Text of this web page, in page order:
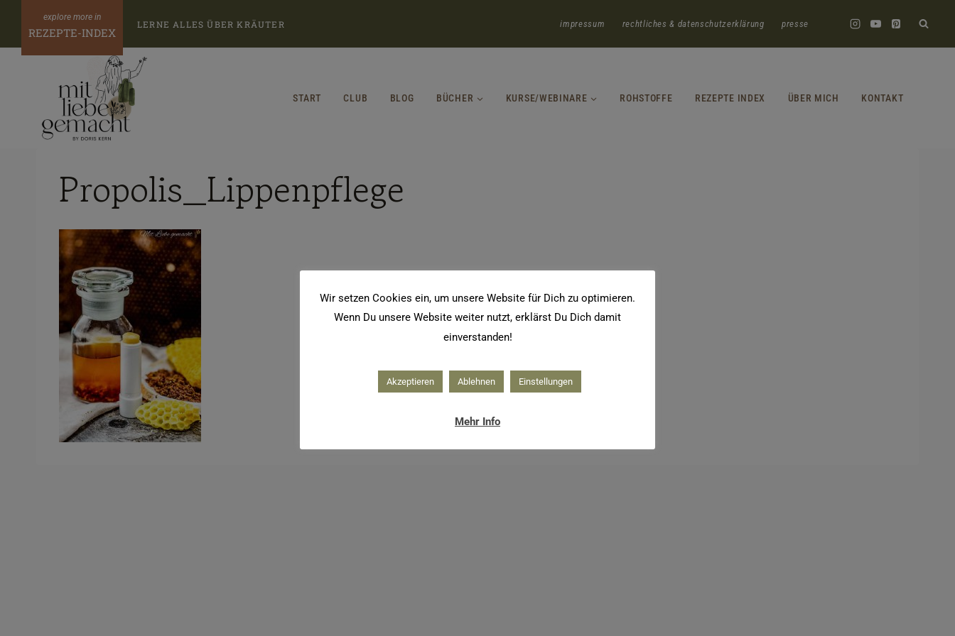
Inhalt
springen
REZEPTE-INDEX
LERNE ALLES ÜBER KRÄUTER impressum rechtliches & datenschutzerklärung presse
START CLUB BLOG BÜCHER KURSE/WEBINARE ROHSTOFFE REZEPTE INDEX ÜBER MICH KONTAKT
Propolis_Lippenpflege
Wir setzen Cookies ein, um unsere Website für Dich zu optimieren.
Wenn Du unsere Website weiter nutzt, erklärst Du Dich damit
einverstanden!
Akzeptieren Ablehnen Einstellungen
Mehr Info